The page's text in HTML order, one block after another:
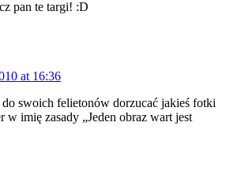
pan te targi! :D
at 16:36
do swoich felietonów dorzucać jakieś fotki
w imię zasady „Jeden obraz wart jest